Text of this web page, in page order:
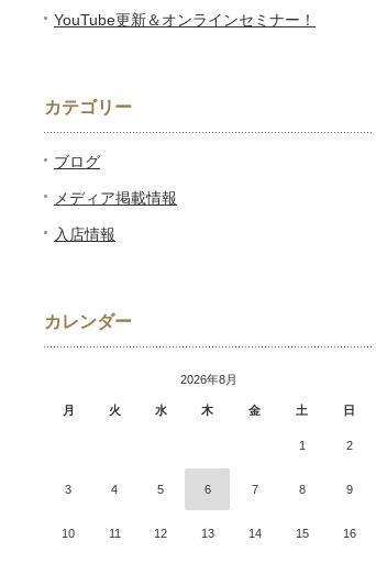
YouTube更新＆オンラインセミナー！
カテゴリー
ブログ
メディア掲載情報
入店情報
カレンダー
2026年8月
月 火 水 木 金 土 日
1 2
3 4 5 6 7 8 9
10 11 12 13 14 15 16